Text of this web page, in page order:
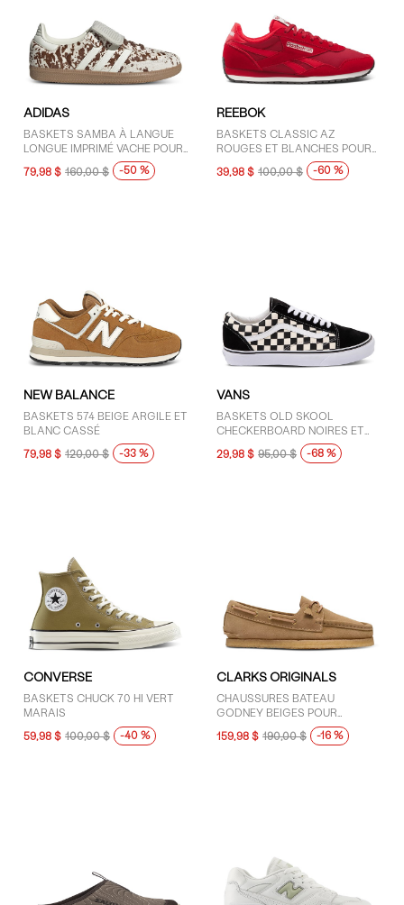
ADIDAS
BASKETS SAMBA À LANGUE
LONGUE IMPRIMÉ VACHE POUR
FEMMES
79,98 $ 160,00 $ -50 %
REEBOK
BASKETS CLASSIC AZ
ROUGES ET BLANCHES POUR
FEMMES
39,98 $ 100,00 $ -60 %
NEW BALANCE
BASKETS 574 BEIGE ARGILE ET
BLANC CASSÉ
79,98 $ 120,00 $ -33 %
VANS
BASKETS OLD SKOOL
CHECKERBOARD NOIRES ET
BLANCHES
29,98 $ 95,00 $ -68 %
CONVERSE
BASKETS CHUCK 70 HI VERT
MARAIS
59,98 $ 100,00 $ -40 %
CLARKS ORIGINALS
CHAUSSURES BATEAU
GODNEY BEIGES POUR
FEMMES
159,98 $ 190,00 $ -16 %